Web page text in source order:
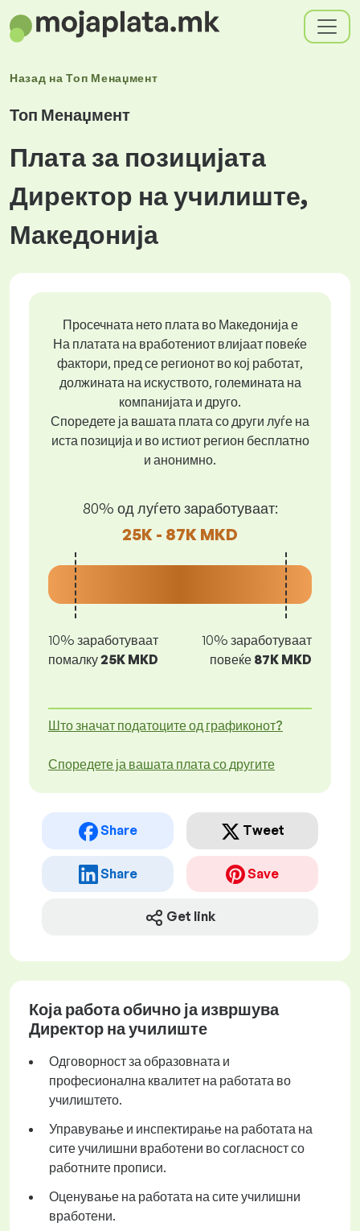
Назад наТоп Менаџмент
Топ Менаџмент
Плата за позицијата
Директор на училиште,
Македонија
Просечната нето плата во Македонија е
На платата на вработениот влијаат повеќе
фактори, пред се регионот во кој работат,
должината на искуството, големината на
компанијата и друго.
Споредете ја вашата плата со други луѓе на
иста позиција и во истиот регион бесплатно
и анонимно.
80% од луѓето заработуваат:
25K - 87K MKD
10% заработуваат
помалку25K MKD
10% заработуваат
повеќе 87K MKD
Што значат податоците од графиконот?
Споредете ја вашата плата со другите
Share Tweet
Share Save
Get link
Која работа обично ја извршува
Директор на училиште
Одговорност за образовната и
професионална квалитет на работата во
училиштето.
Управување и инспектирање на работата на
сите училишни вработени во согласност со
работните прописи.
Оценување на работата на сите училишни
вработени.